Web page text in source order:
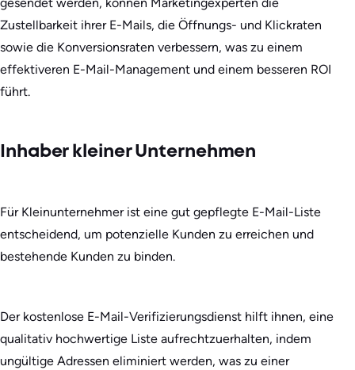
Zustellbarkeit ihrer E-Mails, die Öffnungs- und Klickraten
sowie die Konversionsraten verbessern, was zu einem
effektiveren E-Mail-Management und einem besseren ROI
führt.
Inhaber kleiner Unternehmen
Für Kleinunternehmer ist eine gut gepflegte E-Mail-Liste
entscheidend, um potenzielle Kunden zu erreichen und
bestehende Kunden zu binden.
Der kostenlose E-Mail-Verifizierungsdienst hilft ihnen, eine
qualitativ hochwertige Liste aufrechtzuerhalten, indem
ungültige Adressen eliminiert werden, was zu einer